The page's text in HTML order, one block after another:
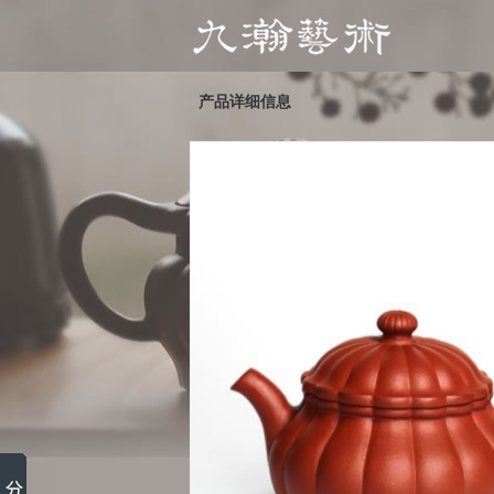
产品详细信息